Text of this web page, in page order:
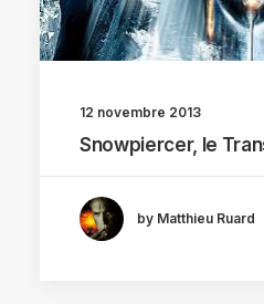
12 novembre 2013
Snowpiercer, le
by Matthieu Ruard